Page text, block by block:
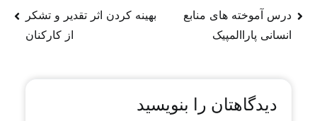
از روندها و سیگنال‌های موجود در فضای جهانی منابع
انسانی است که خاص رایان راهبرد است. این محتواها
درس آموخته های منابع
انسانی پاراالمپیک
بهینه کردن اثر تقدیر و تشکر
از کارکنان
دیدگاهتان را بنویسید